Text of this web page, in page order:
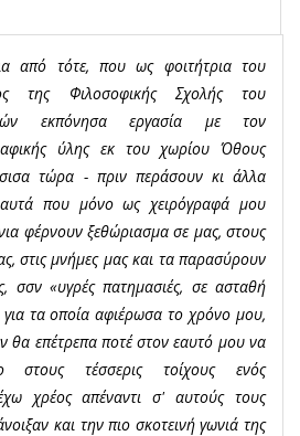
από τότε, που ως φοιτήτρια του
της Φιλοσοφικής Σχολής του
εκπόνησα εργασία με τον
ύλης εκ του χωρίου Όθους
τώρα - πριν περάσουν κι άλλα
που μόνο ως χειρόγραφά μου
φέρνουν ξεθώριασμα σε μας, στους
στις μνήμες μας και τα παρασύρουν
σσν «υγρές πατημασιές, σε ασταθή
τα οποία αφιέρωσα το χρόνο μου,
θα επέτρεπα ποτέ στον εαυτό μου να
στους τέσσερις τοίχους ενός
χρέος απέναντι σ' αυτούς τους
και την πιο σκοτεινή γωνιά της